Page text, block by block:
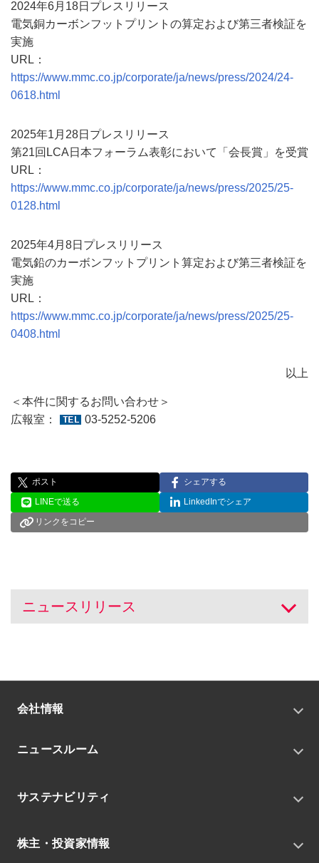
2024年6月18日プレスリリース
電気銅カーボンフットプリントの算定および第三者検証を
実施
URL：
https://www.mmc.co.jp/corporate/ja/news/press/2024/24-
0618.html
2025年1月28日プレスリリース
第21回LCA日本フォーラム表彰において「会長賞」を受賞
URL：
https://www.mmc.co.jp/corporate/ja/news/press/2025/25-
0128.html
2025年4月8日プレスリリース
電気鉛のカーボンフットプリント算定および第三者検証を
実施
URL：
https://www.mmc.co.jp/corporate/ja/news/press/2025/25-
0408.html
以上
＜本件に関するお問い合わせ＞
広報室：
03-5252-5206
ポスト
シェアする
LINEで送る
LinkedInでシェア
リンクをコピー
ニュースリリース 開く
会社情報
会社概要
中期経営戦略
役員
ニュースルーム
トピックス
IRニュース
サステナビリティ
環境
株主・投資家情報